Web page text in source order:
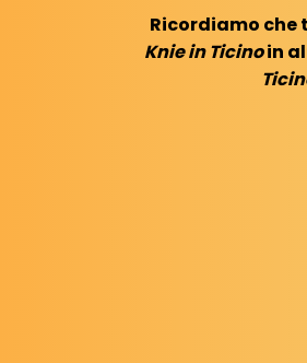
Ricordiamo
Knie in Ticinoin